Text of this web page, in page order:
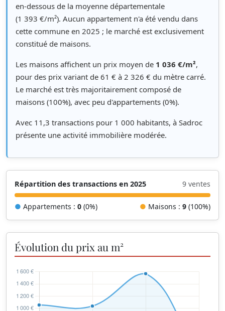
en-dessous de la moyenne départementale
(1 393 €/m²). Aucun appartement n'a été vendu dans
cette commune en 2025 ; le marché est exclusivement
constitué de maisons.
Les maisons affichent un prix moyen de 1 036 €/m²,
pour des prix variant de 61 € à 2 326 € du mètre carré.
Le marché est très majoritairement composé de
maisons (100%), avec peu d'appartements (0%).
Avec 11,3 transactions pour 1 000 habitants, à Sadroc
présente une activité immobilière modérée.
Répartition des transactions en 2025 9 ventes
● Appartements : 0 (0%) ● Maisons : 9 (100%)
Évolution du prix au m²